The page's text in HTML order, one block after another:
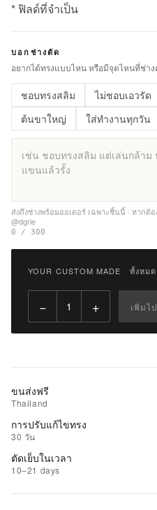
* ฟิลด์ที่จำเป็น
Qty:
เพิ่ม
ไป
ยัง
เข็น
รายการ
ที่
ชอบ
เปรียบ
บอกช่างตัด
อยากได้ทรงแบบไหน หรือมีจุดไหนที่ช่า
ชอบทรงสลิม ไม่ชอบเอวรัด
ต้นขาใหญ่
ใส่ทำงานทุกวัน
ส่งถึงช่างพร้อมออเดอร์ เฉพาะชิ้นนี้ · หากต้
@dgrie
0 / 300
YOUR CUSTOM MADE · ทั้งหมด
− + เพิ่มไ
ขนส่งฟรี
Thailand
การปรับแก้ไขทรง
30 วัน
ตัดเย็บในเวลา
10–21 days